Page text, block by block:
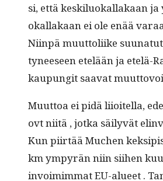
si, että keskilu­okallakaan
okallakaan ei ole enää
Niin­pä muut­toli­ike
tyneeseen etelään ja etelä-
kaupun­git saa­vat
Muut­toa ei pidä liioitel­la,
ovt niitä , jot­ka säi­lyvät
Kun piirtää Muchen
km ympyrän niin siihen
in­voim­im­mat EU-alueet .